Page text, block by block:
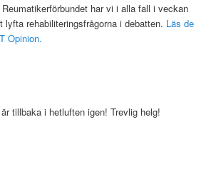
har vi i alla fall i veckan
lyfta rehabiliteringsfrågorna i debatten. Läs de
Opinion.
tillbaka i hetluften igen! Trevlig helg!